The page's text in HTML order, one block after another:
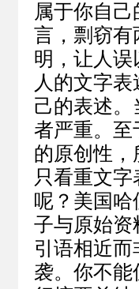
属于你自
言，剽窃有
明，让人
人的文字
己的表述
者严重。
的原创性
只看重文
呢？美国
子与原始资
引语相近
袭。你不